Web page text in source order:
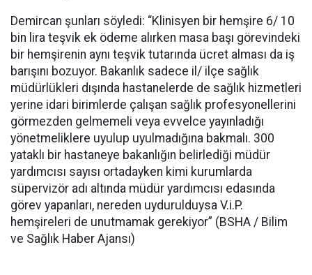
Demircan şunları söyledi: “Klinisyen bir hemşire 6/ 10
bin lira teşvik ek ödeme alırken masa başı görevindeki
bir hemşirenin aynı teşvik tutarında ücret alması da iş
barışını bozuyor. Bakanlık sadece il/ ilçe sağlık
müdürlükleri dışında hastanelerde de sağlık hizmetleri
yerine idari birimlerde çalışan sağlık profesyonellerini
görmezden gelmemeli veya evvelce yayınladığı
yönetmeliklere uyulup uyulmadığına bakmalı. 300
yataklı bir hastaneye bakanlığın belirlediği müdür
yardımcısı sayısı ortadayken kimi kurumlarda
süpervizör adı altında müdür yardımcısı edasında
görev yapanları, nereden uydurulduysa V.i.P.
hemşireleri de unutmamak gerekiyor” (BSHA / Bilim
ve Sağlık Haber Ajansı)